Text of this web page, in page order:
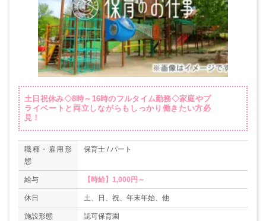
土日祝休み◇8時～16時のフルタイム勤務◇家庭やプ
ライベートと両立しながらもしっかり働きたい方必
見！
職種・雇用形
態
保育士 / パート
給与 【時給】1,000円～
休日 土、日、祝、年末年始、他
施設形態 認可保育園